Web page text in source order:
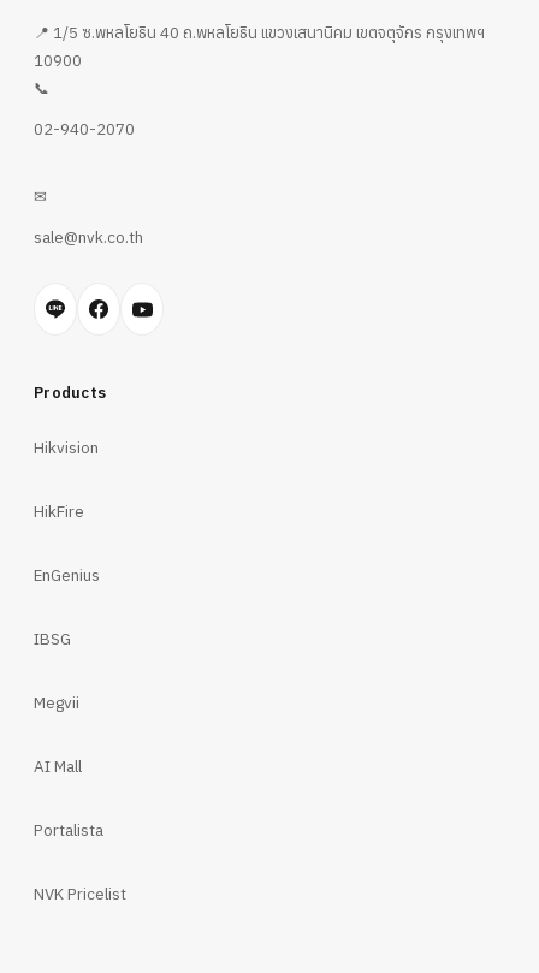
📍 1/5 ซ.พหลโยธิน 40 ถ.พหลโยธิน แขวงเสนานิคม เขตจตุจักร กรุงเทพฯ
10900
📞
02-940-2070
✉
sale@nvk.co.th
Products
Hikvision
HikFire
EnGenius
IBSG
Megvii
AI Mall
Portalista
NVK Pricelist